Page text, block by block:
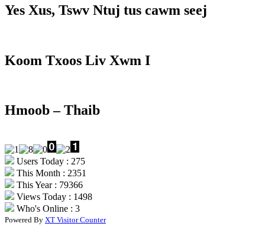
Yes Xus, Tswv Ntuj tus cawm seej
Koom Txoos Liv Xwm I
Hmoob – Thaib
Users Today : 275
This Month : 2351
This Year : 79366
Views Today : 1498
Who's Online : 3
Powered By XT Visitor Counter